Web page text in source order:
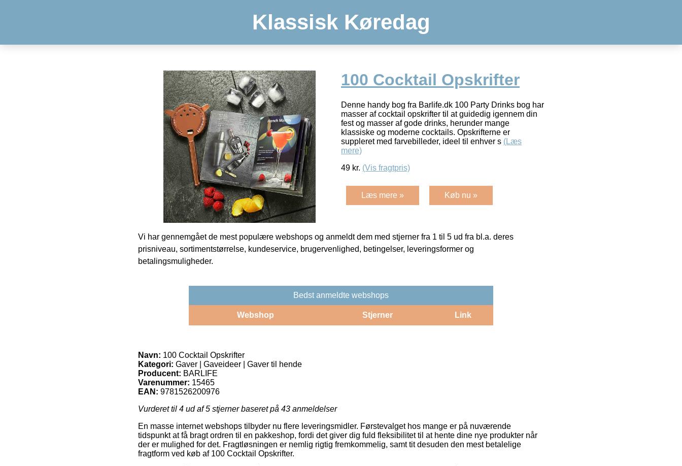
Klassisk Køredag
100 Cocktail Opskrifter
Denne handy bog fra Barlife.dk 100 Party Drinks bog har
masser af cocktail opskrifter til at guidedig igennem din
fest og masser af gode drinks, herunder mange
klassiske og moderne cocktails. Opskrifterne er
suppleret med farvebilleder, ideel til enhver s (Læs
mere)
49 kr. (Vis fragtpris)
Læs mere » Køb nu »
Vi har gennemgået de mest populære webshops og anmeldt dem med stjerner fra 1 til 5 ud fra bl.a. deres
prisniveau, sortimentstørrelse, kundeservice, brugervenlighed, betingelser, leveringsformer og
betalingsmuligheder.
Bedst anmeldte webshops
Webshop Stjerner Link
Navn: 100 Cocktail Opskrifter
Kategori: Gaver | Gaveideer | Gaver til hende
Producent: BARLIFE
Varenummer: 15465
EAN: 9781526200976
Vurderet til 4 ud af 5 stjerner baseret på 43 anmeldelser
En masse internet webshops tilbyder nu flere leveringsmidler. Førstevalget hos mange er på nuværende
tidspunkt at få bragt ordren til en pakkeshop, fordi det giver dig fuld fleksibilitet til at hente dine nye produkter når
der er mulighed for det. Fragtløsningen er nemlig rigtig fremkommelig, samt tit desuden den mest betalelige
fragtform ved køb af 100 Cocktail Opskrifter.